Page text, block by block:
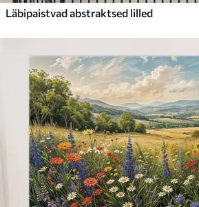
Läbipaistvad abstraktsed lilled